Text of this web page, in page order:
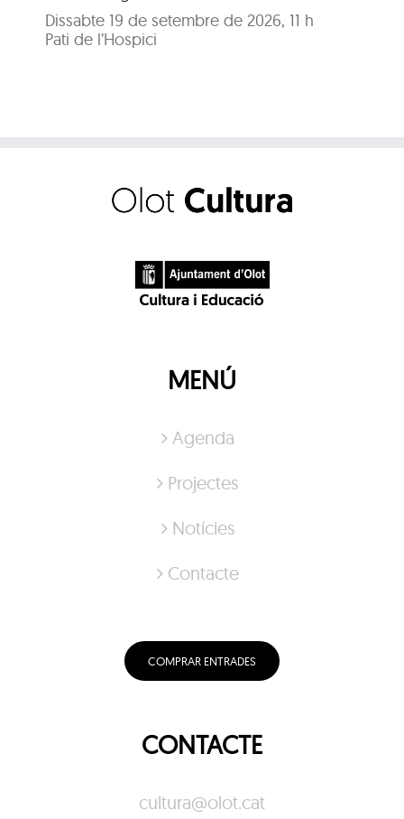
Dissabte 19 de setembre de 2026, 11 h
Pati de l’Hospici
MENÚ
Agenda
Projectes
Notícies
Contacte
COMPRAR ENTRADES
CONTACTE
cultura@olot.cat